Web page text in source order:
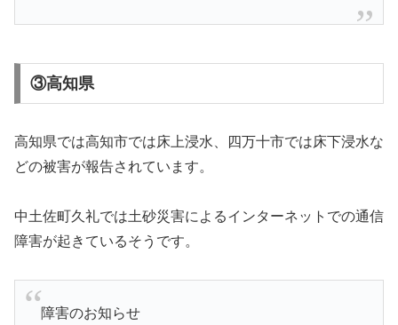
③高知県
高知県では高知市では床上浸水、四万十市では床下浸水な
どの被害が報告されています。
中土佐町久礼では土砂災害によるインターネットでの通信
障害が起きているそうです。
障害のお知らせ